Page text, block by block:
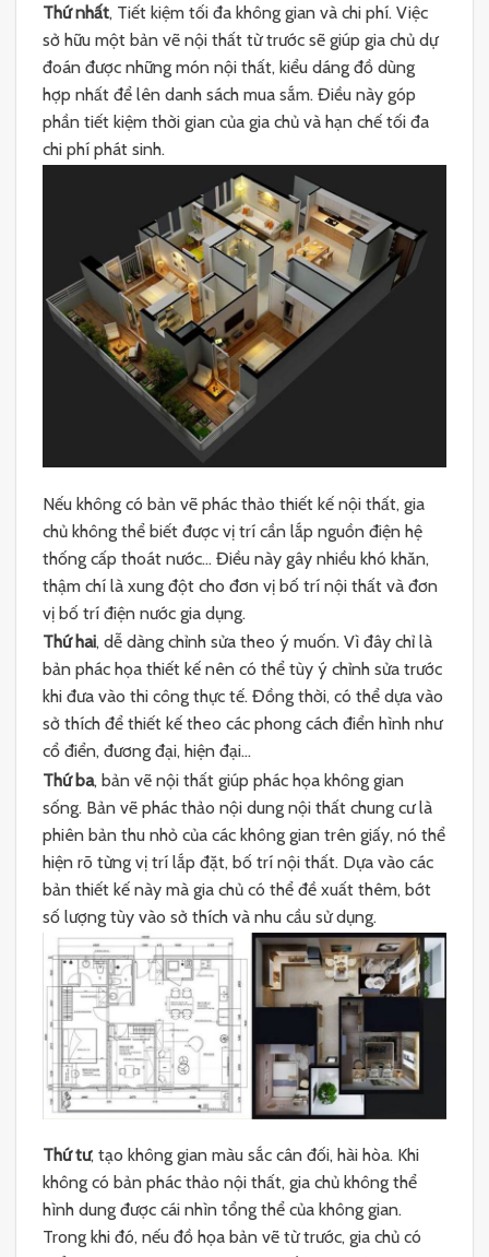
Thứ nhất, Tiết kiệm tối đa không gian và chi phí. Việc
sở hữu một bản vẽ nội thất từ trước sẽ giúp gia chủ dự
đoán được những món nội thất, kiểu dáng đồ dùng
hợp nhất để lên danh sách mua sắm. Điều này góp
phần tiết kiệm thời gian của gia chủ và hạn chế tối đa
chi phí phát sinh.
Nếu không có bản vẽ phác thảo thiết kế nội thất, gia
chủ không thể biết được vị trí cần lắp nguồn điện hệ
thống cấp thoát nước… Điều này gây nhiều khó khăn,
thậm chí là xung đột cho đơn vị bố trí nội thất và đơn
vị bố trí điện nước gia dụng.
Thứ hai, dễ dàng chỉnh sửa theo ý muốn. Vì đây chỉ là
bản phác họa thiết kế nên có thể tùy ý chỉnh sửa trước
khi đưa vào thi công thực tế. Đồng thời, có thể dựa vào
sở thích để thiết kế theo các phong cách điển hình như
cổ điển, đương đại, hiện đại…
Thứ ba, bản vẽ nội thất giúp phác họa không gian
sống. Bản vẽ phác thảo nội dung nội thất chung cư là
phiên bản thu nhỏ của các không gian trên giấy, nó thể
hiện rõ từng vị trí lắp đặt, bố trí nội thất. Dựa vào các
bản thiết kế này mà gia chủ có thể đề xuất thêm, bớt
số lượng tùy vào sở thích và nhu cầu sử dụng.
Thứ tư, tạo không gian màu sắc cân đối, hài hòa. Khi
không có bản phác thảo nội thất, gia chủ không thể
hình dung được cái nhìn tổng thể của không gian.
Trong khi đó, nếu đồ họa bản vẽ từ trước, gia chủ có